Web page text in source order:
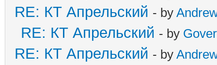
RE: КТ Апрельский - by
RE: КТ Апрельский - by
RE: КТ Апрельский - by